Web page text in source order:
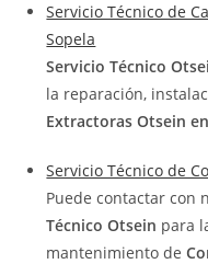
Servicio Técnico de
Sopela
Servicio Técnico
la reparación,
Extractoras Otsein
Servicio Técnico de
Puede contactar con
Técnico Otsein para
mantenimiento de